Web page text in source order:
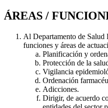
ÁREAS /
Al Departamento de Salud
funciones y áreas de
Planificación y
Protección de la
Vigilancia
Ordenación
Adicciones.
Dirigir, de acuerdo